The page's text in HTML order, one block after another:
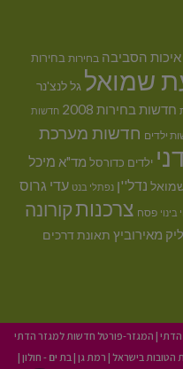
איכות הסביבה בחירות בחירות
שמואל גל לנצ'נר
חדשות בחירות 2008 חדשות
ילדים חדשות מערכת
ילדים כדורסל מד"א מיכל
נדל''ן נפתלי בנט עדי גרוס
בינוי פסח צרכנותקורונה
מאירוביץ תאונת דרכים
הדתי | המגזר-פורטל חדשות למגזר הדתי
הטובות בישראל | רמת גן |בת ים - חולון |